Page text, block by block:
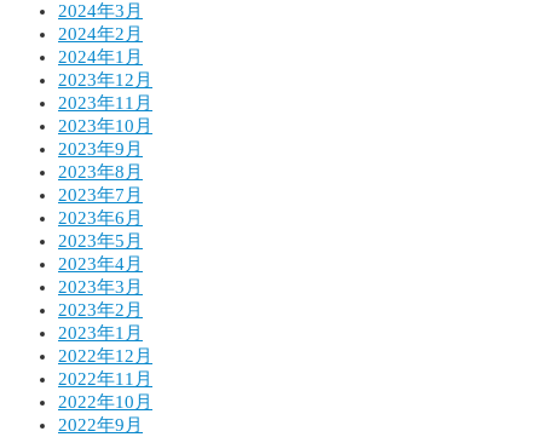
2024年3月
2024年2月
2024年1月
2023年12月
2023年11月
2023年10月
2023年9月
2023年8月
2023年7月
2023年6月
2023年5月
2023年4月
2023年3月
2023年2月
2023年1月
2022年12月
2022年11月
2022年10月
2022年9月